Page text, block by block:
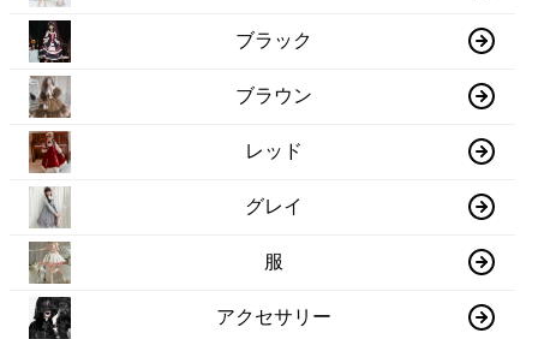
ブラック
ブラウン
レッド
グレイ
服
アクセサリー